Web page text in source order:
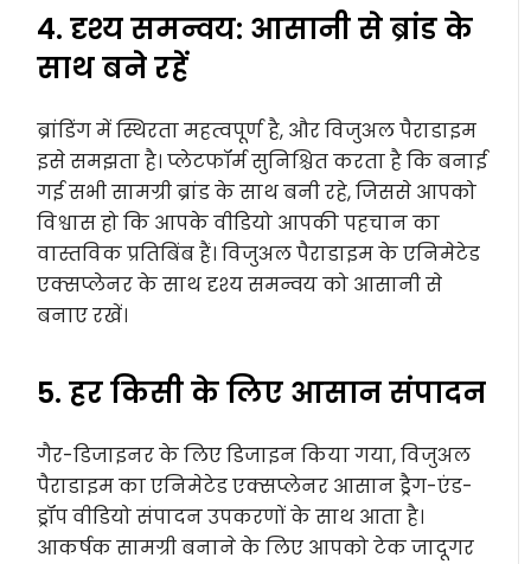
4. दृश्य समन्वय: आसानी से ब्रांड के
साथ बने रहें
ब्रांडिंग में स्थिरता महत्वपूर्ण है, और विजुअल पैराडाइम
इसे समझता है। प्लेटफॉर्म सुनिश्चित करता है कि बनाई
गई सभी सामग्री ब्रांड के साथ बनी रहे, जिससे आपको
विश्वास हो कि आपके वीडियो आपकी पहचान का
वास्तविक प्रतिबिंब हैं। विजुअल पैराडाइम के एनिमेटेड
एक्सप्लेनर के साथ दृश्य समन्वय को आसानी से
बनाए रखें।
5. हर किसी के लिए आसान संपादन
गैर-डिजाइनर के लिए डिजाइन किया गया, विजुअल
पैराडाइम का एनिमेटेड एक्सप्लेनर आसान ड्रैग-एंड-
ड्रॉप वीडियो संपादन उपकरणों के साथ आता है।
आकर्षक सामग्री बनाने के लिए आपको टेक जादूगर